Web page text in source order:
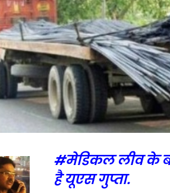
#मेडिकल लीव के
है यूएस गुप्ता.